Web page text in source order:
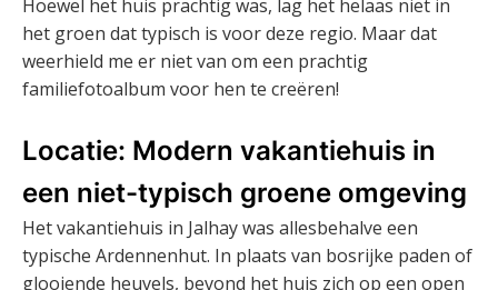
Hoewel het huis prachtig was, lag het helaas niet in
het groen dat typisch is voor deze regio. Maar dat
weerhield me er niet van om een prachtig
familiefotoalbum voor hen te creëren!
Locatie: Modern vakantiehuis in
een niet-typisch groene omgeving
Het vakantiehuis in Jalhay was allesbehalve een
typische Ardennenhut. In plaats van bosrijke paden of
glooiende heuvels, bevond het huis zich op een open